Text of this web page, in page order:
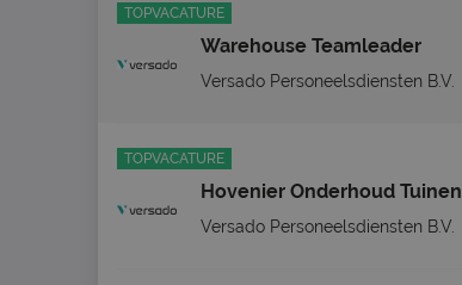
TOPVACATURE
Warehouse Teamleader
Versado Personeelsdiensten B.V.
TOPVACATURE
Hovenier Onderhoud Tuinen
Versado Personeelsdiensten B.V.